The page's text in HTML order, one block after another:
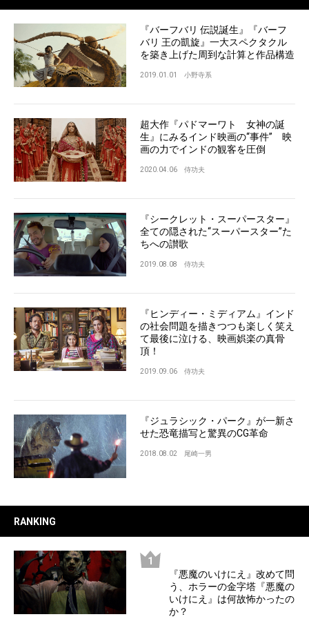
『バーフバリ 伝説誕生』『バーフ
バリ 王の凱旋』一大スペクタクル
を築き上げた周到な計算と作品構造
2019.01.01 小野寺系
超大作『パドマーワト 女神の誕
生』にみるインド映画の“事件” 映
画の力でインドの観客を圧倒
2020.04.06 侍功夫
『シークレット・スーパースター』
全ての隠された“スーパースター”た
ちへの讃歌
2019.08.08 侍功夫
『ヒンディー・ミディアム』インド
の社会問題を描きつつも楽しく笑え
て最後に泣ける、映画娯楽の真骨
頂！
2019.09.06 侍功夫
『ジュラシック・パーク』が一新さ
せた恐竜描写と驚異のCG革命
2018.08.02 尾崎一男
RANKING
『悪魔のいけにえ』改めて問
う、ホラーの金字塔『悪魔の
いけにえ』は何故怖かったの
か？